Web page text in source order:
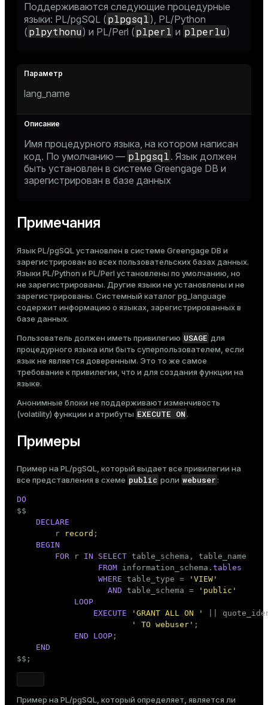
Поддерживаются следующие процедурные
языки: PL/pgSQL ( plpgsql ), PL/Python
( plpythonu) и PL/Perl ( plperl и plperlu)
lang_name
Имя процедурного языка, на котором написан
код. По умолчанию — plpgsql . Язык должен
быть установлен в системе Greengage DB и
зарегистрирован в базе данных
Примечания
Язык PL/pgSQL установлен в системе Greengage DB и
зарегистрирован во всех пользовательских базах данных.
Языки PL/Python и PL/Perl установлены по умолчанию, но
не зарегистрированы. Другие языки не установлены и не
зарегистрированы. Системный каталогpg_language
содержит информацию о языках, зарегистрированных в
базе данных.
Пользователь должен иметь привилегию USAGE для
процедурного языка или быть суперпользователем, если
язык не является доверенным. Это то же самое
требование к привилегии, что и для создания функции на
языке.
Анонимные блоки не поддерживают изменчивость
(volatility) функции и атрибуты EXECUTE ON .
Примеры
Пример на PL/pgSQL, который выдает все привилегии на
все представления в схеме public роли webuser:
DO
$$
DECLARE
        r
record ;
BEGIN
FOR r IN SELECT table_schema, table_name
FROM information_schema. tables
WHERE table_type =
'VIEW'
AND table_schema =
'public'
LOOP
EXECUTE
'GRANT ALL ON '
||
' TO webuser' ;
END
LOOP ;
END
$$ ;
Пример на PL/pgSQL, который определяет, является ли